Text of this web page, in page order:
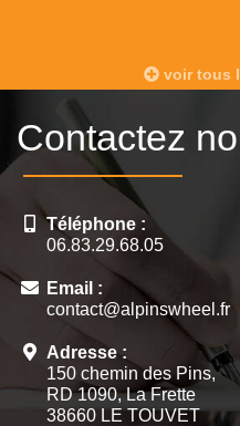
voir tous
Contactez
Téléphone :
06.83.29.68.05
Email :
contact@alpinswheel.fr
Adresse :
150 chemin des Pins,
RD 1090, La Frette
38660 LE TOUVET